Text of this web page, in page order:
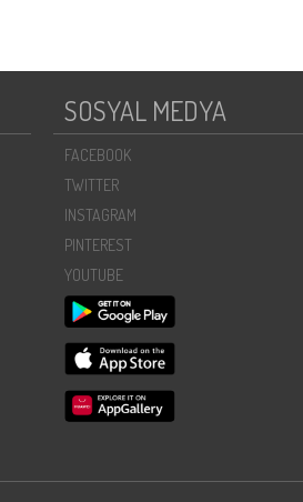
SOSYAL MEDYA
FACEBOOK
TWITTER
INSTAGRAM
PINTEREST
YOUTUBE